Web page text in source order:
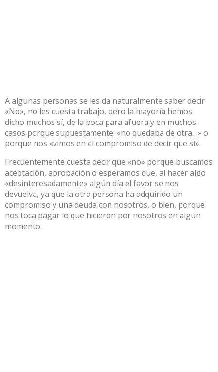
A algunas personas se les da naturalmente saber decir
«No», no les cuesta trabajo, pero la mayoría hemos
dicho muchos sí, de la boca para afuera y en muchos
casos porque supuestamente: «no quedaba de otra…» o
porque nos «vimos en el compromiso de decir que sí».
Frecuentemente cuesta decir que «no» porque buscamos
aceptación, aprobación o esperamos que, al hacer algo
«desinteresadamente» algún día el favor se nos
devuelva, ya que la otra persona ha adquirido un
compromiso y una deuda con nosotros, o bien, porque
nos toca pagar lo que hicieron por nosotros en algún
momento.